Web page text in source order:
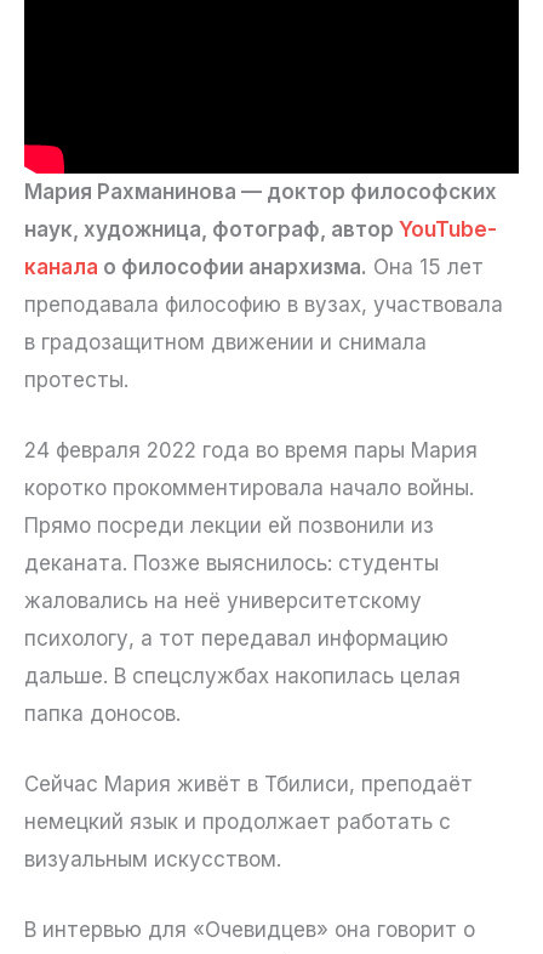
Мария Рахманинова — доктор философских
наук, художница, фотограф, автор YouTube-
канала о философии анархизма. Она 15 лет
преподавала философию в вузах, участвовала
в градозащитном движении и снимала
протесты.
24 февраля 2022 года во время пары Мария
коротко прокомментировала начало войны.
Прямо посреди лекции ей позвонили из
деканата. Позже выяснилось: студенты
жаловались на неё университетскому
психологу, а тот передавал информацию
дальше. В спецслужбах накопилась целая
папка доносов.
Сейчас Мария живёт в Тбилиси, преподаёт
немецкий язык и продолжает работать с
визуальным искусством.
В интервью для «Очевидцев» она говорит о